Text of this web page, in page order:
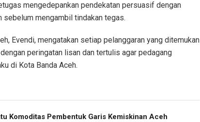
mengedepankan pendekatan persuasif dengan
sebelum mengambil tindakan tegas.
Evendi, mengatakan setiap pelanggaran yang ditemukan
peringatan lisan dan tertulis agar pedagang
di Kota Banda Aceh.
Komoditas Pembentuk Garis Kemiskinan Aceh